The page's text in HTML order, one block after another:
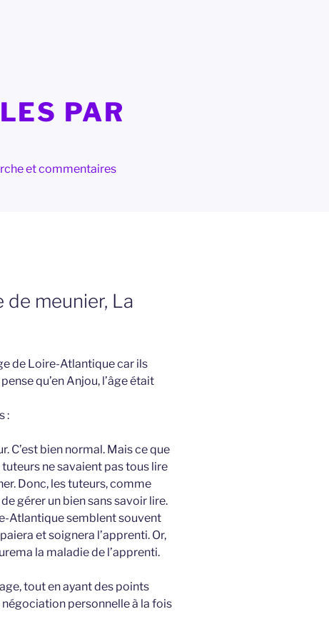
PAR
et commentaires
de meunier, La
de Loire-Atlantique car ils
qu’en Anjou, l’âge était
:
C’est bien normal. Mais ce que
tuteurs ne savaient pas tous lire
Donc, les tuteurs, comme
gérer un bien sans savoir lire.
Atlantique semblent souvent
et soignera l’apprenti. Or,
la maladie de l’apprenti.
tout en ayant des points
personnelle à la fois